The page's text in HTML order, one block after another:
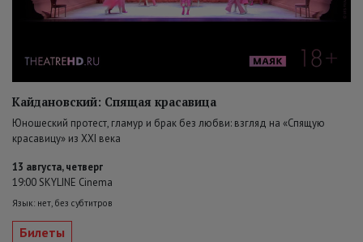
Кайдановский: Спящая красавица
Юношеский протест, гламур и брак без любви: взгляд на «Спящую
красавицу» из XXI века
13 августа, четверг
19:00 SKYLINE Cinema
Язык: нет, без субтитров
Билеты